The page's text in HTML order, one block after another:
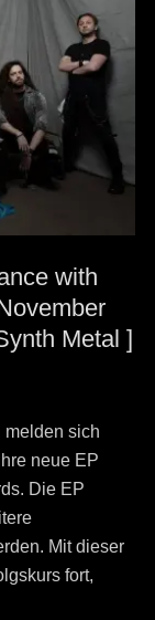
with
Metal ]
melden sich
neue EP
Die EP
Mit dieser
fort,